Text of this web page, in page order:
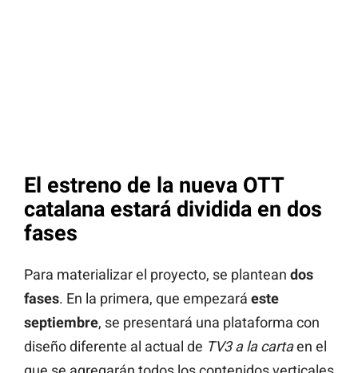
El estreno de la nueva OTT
catalana estará dividida en dos
fases
Para materializar el proyecto, se plantean dos
fases. En la primera, que empezará este
septiembre, se presentará una plataforma con
diseño diferente al actual de TV3 a la cartaen el